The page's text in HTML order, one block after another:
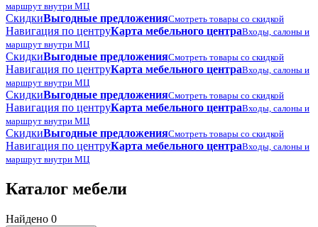
маршрут внутри МЦ
СкидкиВыгодные предложенияСмотреть товары со скидкой
Навигация по центруКарта мебельного центраВходы, салоны и
маршрут внутри МЦ
СкидкиВыгодные предложенияСмотреть товары со скидкой
Навигация по центруКарта мебельного центраВходы, салоны и
маршрут внутри МЦ
СкидкиВыгодные предложенияСмотреть товары со скидкой
Навигация по центруКарта мебельного центраВходы, салоны и
маршрут внутри МЦ
СкидкиВыгодные предложенияСмотреть товары со скидкой
Навигация по центруКарта мебельного центраВходы, салоны и
маршрут внутри МЦ
Каталог мебели
Найдено 0